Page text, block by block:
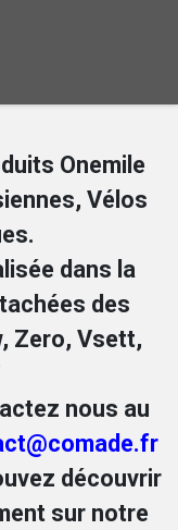
Onemile
Vélos
dans la
des
Zero, Vsett,
nous au
découvrir
sur notre